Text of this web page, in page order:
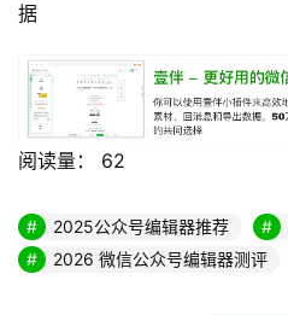
据
阅读量： 62
2025公众号编辑器推荐
2026 微信公众号编辑器测评